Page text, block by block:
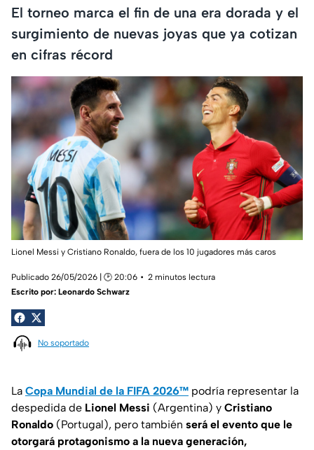
El torneo marca el fin de una era dorada y el
surgimiento de nuevas joyas que ya cotizan
en cifras récord
Lionel Messi y Cristiano Ronaldo, fuera de los 10 jugadores más caros
Publicado 26/05/2026 | 🕑 20:06
2 minutos lectura
Escrito por: Leonardo Schwarz
No soportado
La Copa Mundial de la FIFA 2026™ podría representar la
despedida de Lionel Messi (Argentina) y Cristiano
Ronaldo (Portugal), pero también será el evento que le
otorgará protagonismo a la nueva generación,